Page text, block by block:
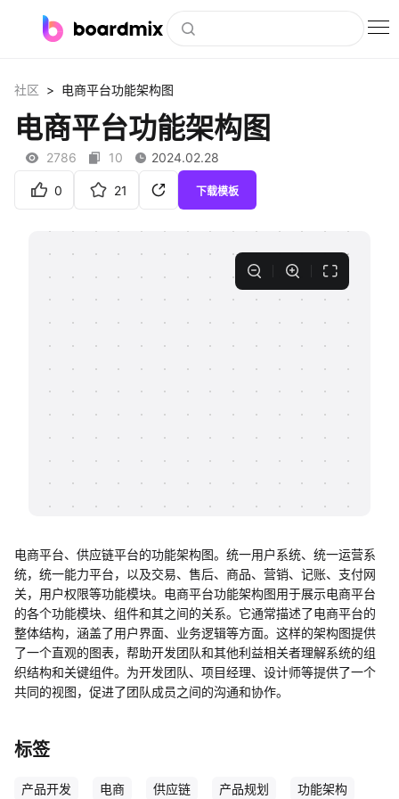
社区资源
下载
客户案例
知识分享社区
社区 > 电商平台功能架构图
电商平台功能架构图
2786 10 2024.02.28
0 21 下载模板
电商平台、供应链平台的功能架构图。统一用户系统、统一运营系
统，统一能力平台，以及交易、售后、商品、营销、记账、支付网
关，用户权限等功能模块。电商平台功能架构图用于展示电商平台
的各个功能模块、组件和其之间的关系。它通常描述了电商平台的
整体结构，涵盖了用户界面、业务逻辑等方面。这样的架构图提供
了一个直观的图表，帮助开发团队和其他利益相关者理解系统的组
织结构和关键组件。为开发团队、项目经理、设计师等提供了一个
共同的视图，促进了团队成员之间的沟通和协作。
标签
产品开发 电商 供应链 产品规划 功能架构